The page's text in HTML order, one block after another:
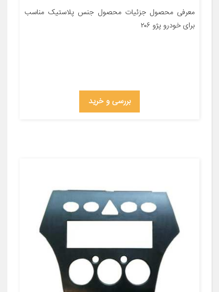
معرفی محصول جزئیات محصول جنس پلاستیک مناسب
برای خودرو پژو ۲۰۶
بررسی و خرید